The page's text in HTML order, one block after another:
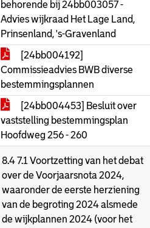
behorende bij 24bb003057 -
Advies wijkraad Het Lage Land,
Prinsenland, 's-Gravenland
[24bb004192]
Commissieadvies BWB diverse
bestemmingsplannen
[24bb004453] Besluit over
vaststelling bestemmingsplan
Hoofdweg 256 - 260
8.4 7.1 Voortzetting van het debat
over de Voorjaarsnota 2024,
waaronder de eerste herziening
van de begroting 2024 alsmede
de wijkplannen 2024 (voor het